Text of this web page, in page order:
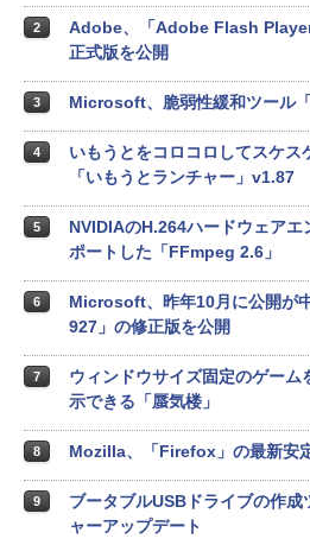
2
Adobe、「Adobe Flash
正式版を公開
3 Microsoft、脆弱性緩和ツール
4
いもうとをコロコロしてスケス
「いもうとランチャー」v1.87
5
NVIDIAのH.264ハードウェアエ
ポートした「FFmpeg 2.6」
6
Microsoft、昨年10月に公開が
927」の修正版を公開
7
ウィンドウサイズ固定のゲーム
示できる「蜃気楼」
8 Mozilla、「Firefox」の最新安
9
ブータブルUSBドライブの作
ャーアップデート